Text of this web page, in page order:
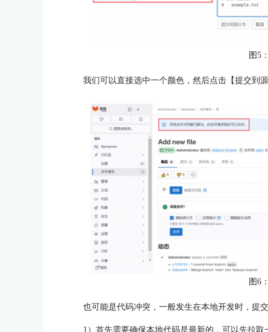
图5
我们可以直接选中一个颜色，然后点击【提交到
图6
也可能是代码冲突，一般发生在本地开发时，提
1）首先需要确保本地代码是最新的，可以先拉取